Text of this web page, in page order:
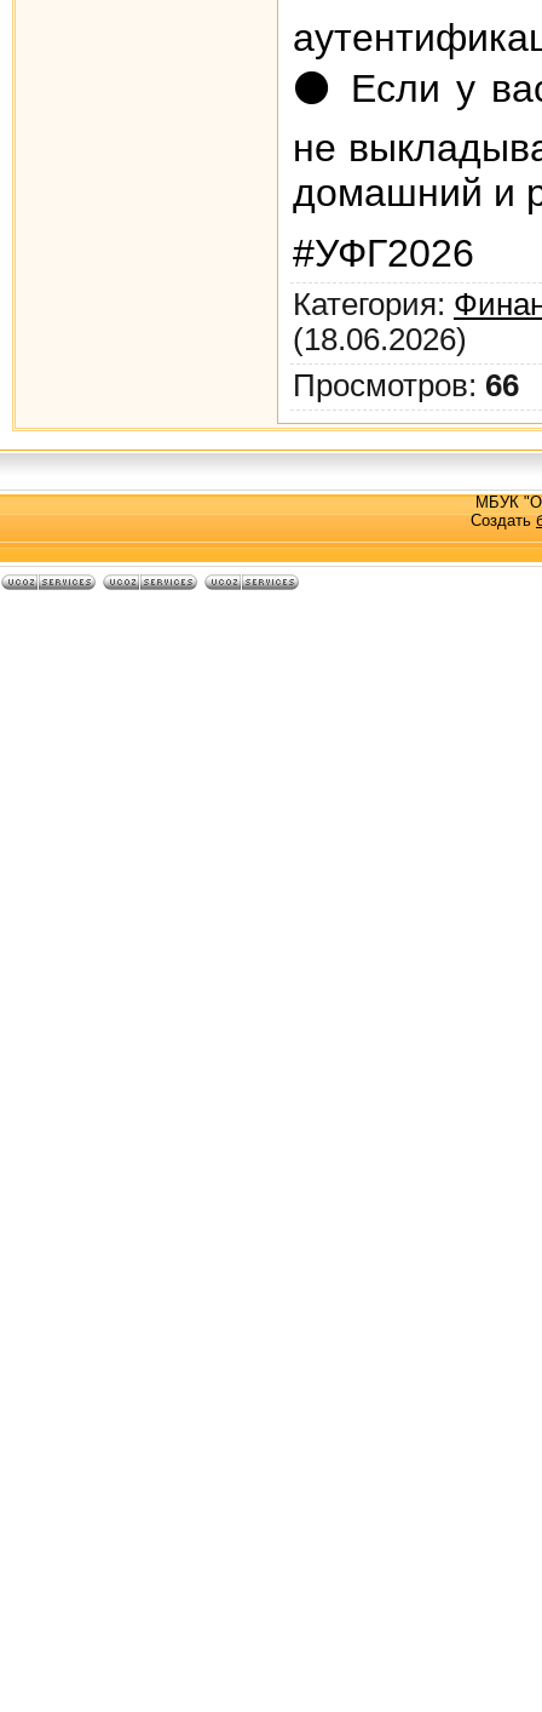
⚫️ Если у
не
домашний и
#УФГ2026
Категория:
(18.06.2026)
Просмотров: 66
МБУК
Создать